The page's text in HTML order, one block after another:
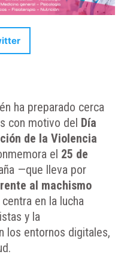
ha preparado cerca
con motivo del Día
de la Violencia
el 25 de
—que lleva por
al machismo
en la lucha
y la
los entornos digitales,